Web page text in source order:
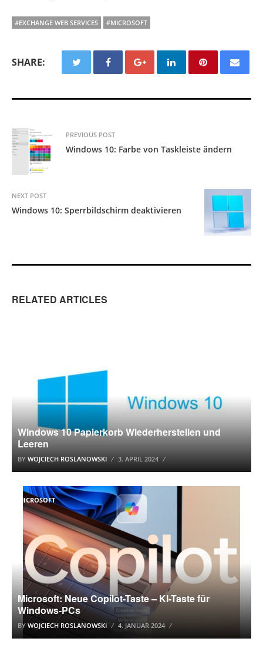
#EXCHANGE WEB SERVICES #MICROSOFT
SHARE:
PREVIOUS POST
Windows 10: Farbe von Taskleiste ändern
NEXT POST
Windows 10: Sperrbildschirm deaktivieren
RELATED ARTICLES
Windows 10 Papierkorb Wiederherstellen und
Leeren
BY WOJCIECH ROSLANOWSKI 3. APRIL 2024
MICROSOFT
Microsoft: Neue Copilot-Taste – KI-Taste für
Windows-PCs
BY WOJCIECH ROSLANOWSKI 4. JANUAR 2024